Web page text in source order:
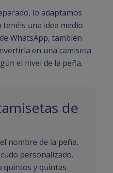
lo adaptamos
tenéis una idea medio
WhatsApp, también
en una camiseta
el nivel de la peña.
de
nombre de la peña.
personalizado.
quintos y quintas.